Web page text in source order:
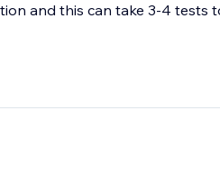
and this can take 3-4 tests